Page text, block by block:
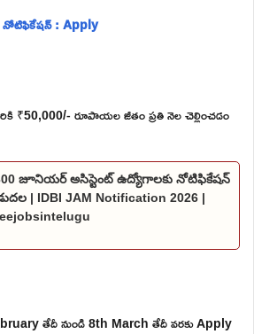
నోటిఫికేషన్ : Apply
₹50,000/- రూపాయల జీతం ప్రతి నెల చెల్లించడం
జూనియర్ అసిస్టెంట్ ఉద్యోగాలకు నోటిఫికేషన్
| IDBI JAM Notification 2026 |
తేదీ నుండి 8th March తేదీ వరకు Apply